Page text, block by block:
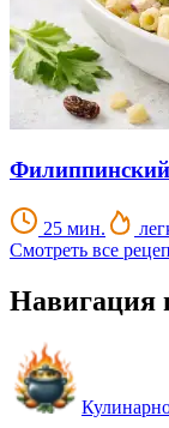
25 мин.
Смотреть все
Навигация